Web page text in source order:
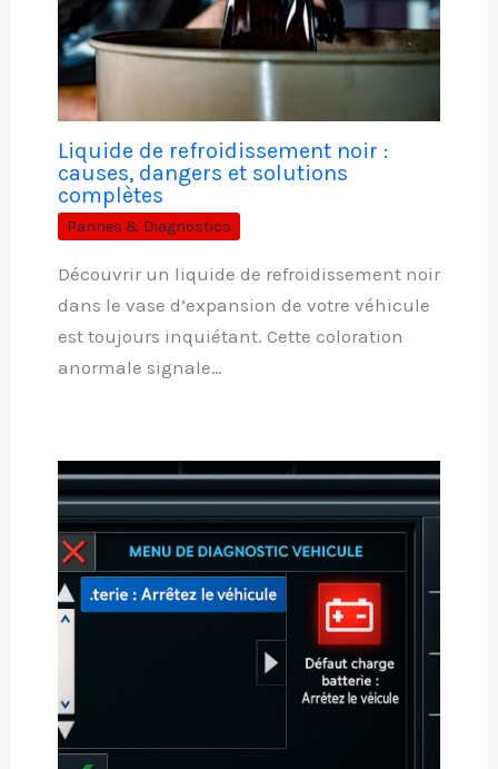
Liquide de refroidissement noir :
causes, dangers et solutions
complètes
Pannes & Diagnostics
Découvrir un liquide de refroidissement noir
dans le vase d’expansion de votre véhicule
est toujours inquiétant. Cette coloration
anormale signale…